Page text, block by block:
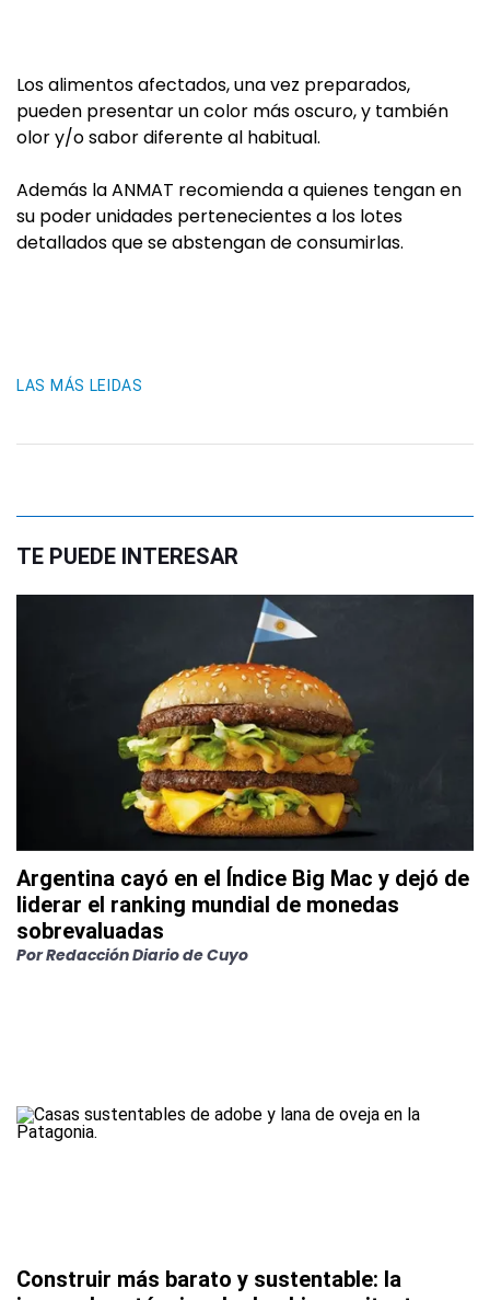
Los alimentos afectados, una vez preparados,
pueden presentar un color más oscuro, y también
olor y/o sabor diferente al habitual.
Además la ANMAT recomienda a quienes tengan en
su poder unidades pertenecientes a los lotes
detallados que se abstengan de consumirlas.
LAS MÁS LEIDAS
TE PUEDE INTERESAR
Argentina cayó en el Índice Big Mac y dejó de
liderar el ranking mundial de monedas
sobrevaluadas
PorRedacción Diario de Cuyo
Construir más barato y sustentable: la